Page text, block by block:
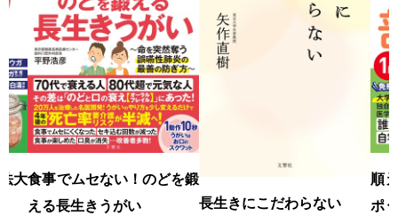
大食事でムセない！のどを鍛
える長生きうがい
長生きにこだわらない
順
ポ